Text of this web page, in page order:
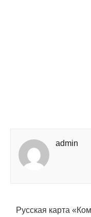
admin
Русская карта